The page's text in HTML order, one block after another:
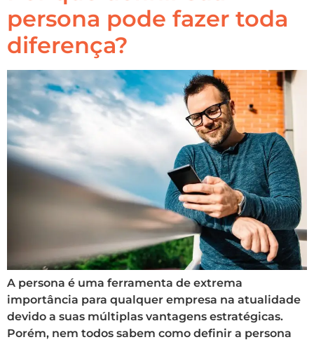
persona pode fazer toda
diferença?
A persona é uma ferramenta de extrema
importância para qualquer empresa na atualidade
devido a suas múltiplas vantagens estratégicas.
Porém, nem todos sabem como definir a persona